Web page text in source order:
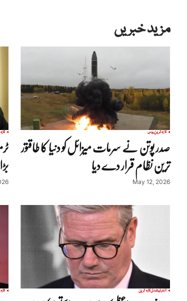
مزید خبریں
تازہ ترینروس
صدر پوتن نے سرمات میزائل کو دنیا کا طاقتور
ترین نظام قرار دے دیا
May 12, 2026
انٹرنیشنلتازہ ترین